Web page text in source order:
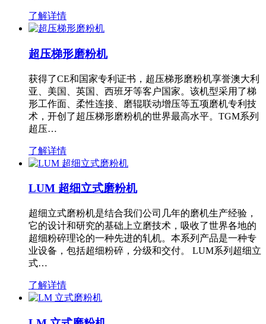
了解详情
超压梯形磨粉机
获得了CE和国家专利证书，超压梯形磨粉机享誉澳大利
亚、美国、英国、西班牙等客户国家。该机型采用了梯
形工作面、柔性连接、磨辊联动增压等五项磨机专利技
术，开创了超压梯形磨粉机的世界最高水平。TGM系列
超压…
了解详情
LUM 超细立式磨粉机
超细立式磨粉机是结合我们公司几年的磨机生产经验，
它的设计和研究的基础上立磨技术，吸收了世界各地的
超细粉碎理论的一种先进的轧机。本系列产品是一种专
业设备，包括超细粉碎，分级和交付。 LUM系列超细立
式…
了解详情